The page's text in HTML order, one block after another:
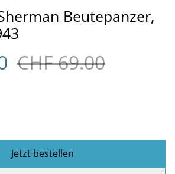
Beutepanzer,
CHF 69.00
Jetzt bestellen